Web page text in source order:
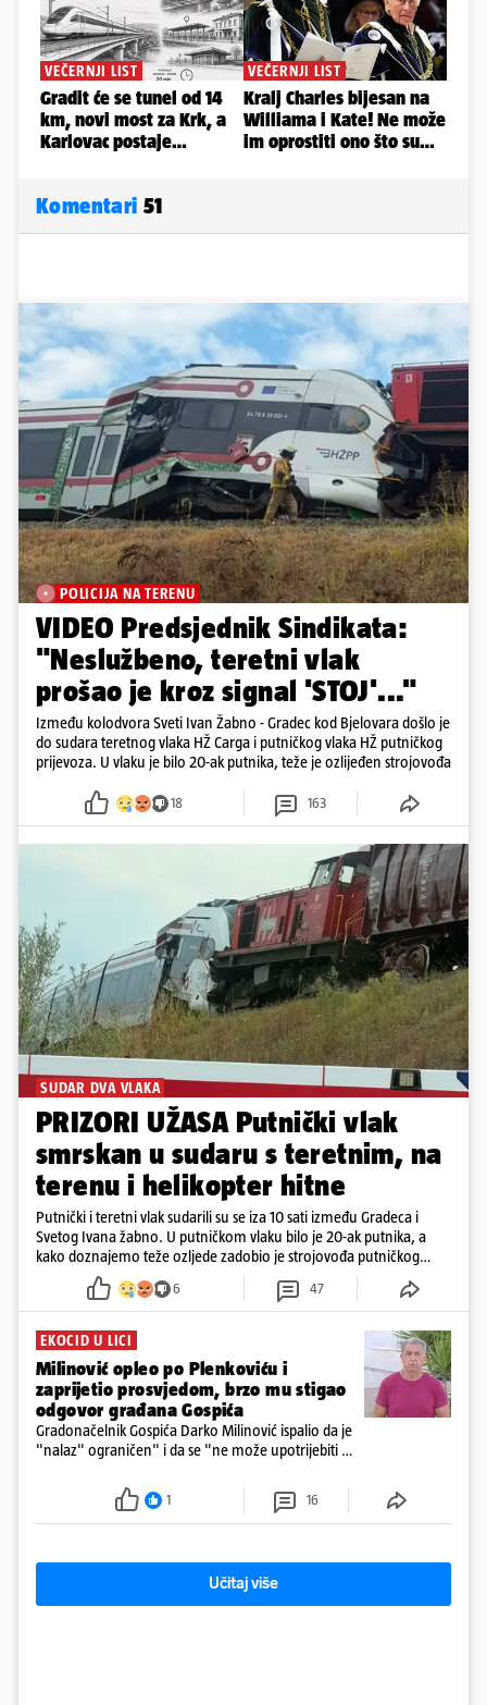
Komentari 51
POLICIJA NA TERENU
VIDEO Predsjednik Sindikata:
"Neslužbeno, teretni vlak
prošao je kroz signal 'STOJ'..."
Između kolodvora Sveti Ivan Žabno - Gradec kod Bjelovara došlo je
do sudara teretnog vlaka HŽ Carga i putničkog vlaka HŽ putničkog
prijevoza. U vlaku je bilo 20-ak putnika, teže je ozlijeđen strojovođa
18 163
SUDAR DVA VLAKA
PRIZORI UŽASA Putnički vlak
smrskan u sudaru s teretnim, na
terenu i helikopter hitne
Putnički i teretni vlak sudarili su se iza 10 sati između Gradeca i
Svetog Ivana žabno. U putničkom vlaku bilo je 20-ak putnika, a
kako doznajemo teže ozljede zadobio je strojovođa putničkog
vlaka. Zatvoren je promet, a fotoreporteri Prigorskog objavili su
prve snimke s mjesta sudara
6 47
EKOCID U LICI
Milinović opleo po Plenkoviću i
zaprijetio prosvjedom, brzo mu stigao
odgovor građana Gospića
Gradonačelnik Gospića Darko Milinović ispalio da je
"nalaz" ograničen" i da se "ne može upotrijebiti za
ga je naručio Uskok i da je dio spisa
1 16
Učitaj više